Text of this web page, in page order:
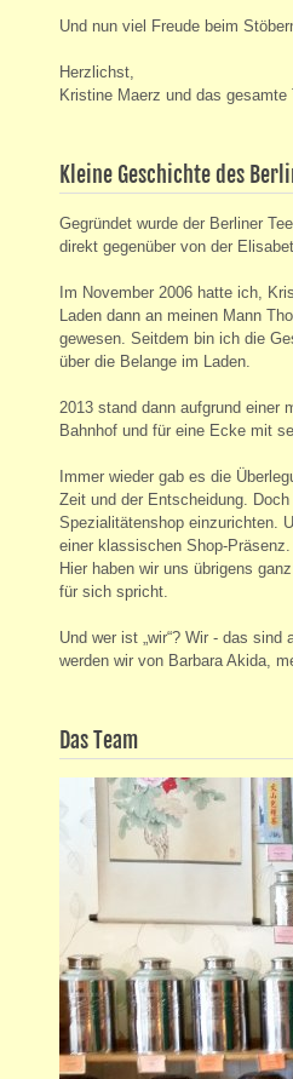
Und nun viel Freude beim
Herzlichst,
Kristine Maerz und das
Kleine Geschichte des
Gegründet wurde der Berliner
direkt gegenüber von der
Im November 2006 hatte ich,
Laden dann an meinen Mann
gewesen. Seitdem bin ich die
über die Belange im Laden.
2013 stand dann aufgrund einer
Bahnhof und für eine Ecke mit
Immer wieder gab es die
Zeit und der Entscheidung.
Spezialitätenshop einzurichten.
einer klassischen Shop-Präsenz.
Hier haben wir uns übrigens
für sich spricht.
Und wer ist „wir“? Wir - das
werden wir von Barbara Akida,
Das Team